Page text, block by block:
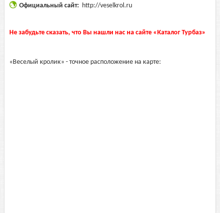
Официальный сайт: http://veselkrol.ru
Не забудьте сказать, что Вы нашли нас на сайте «Каталог Турбаз»
«Веселый кролик» - точное расположение на карте: